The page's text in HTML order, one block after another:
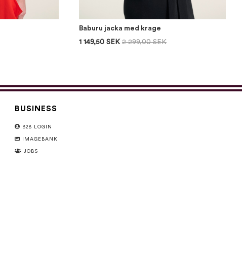
Baburu jacka med krage
1 149,50 SEK 2 299,00 SEK
BUSINESS
B2B LOGIN
IMAGEBANK
JOBS